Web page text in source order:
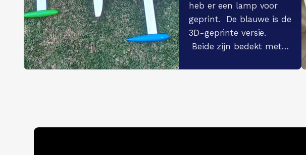
heb er een lamp voor
geprint. De blauwe is de
3D-geprinte versie.
Beide zijn bedekt met